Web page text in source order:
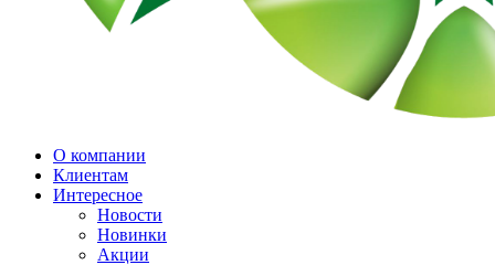
О компании
Клиентам
Интересное
Новости
Новинки
Акции